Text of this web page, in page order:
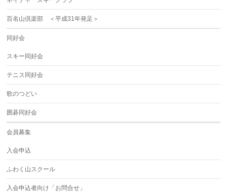
百名山倶楽部 ＜平成31年発足＞
同好会
スキー同好会
テニス同好会
歌のつどい
囲碁同好会
会員募集
入会申込
ふわく山スクール
入会申込者向け「お問合せ」